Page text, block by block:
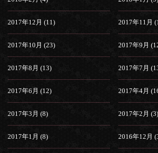
2017年12月 (11) 2017年11月
2017年10月 (23) 2017年9月
2017年8月 (13) 2017年7月
2017年6月 (12) 2017年4月
2017年3月 (8) 2017年2月 (3)
2017年1月 (8) 2016年12月